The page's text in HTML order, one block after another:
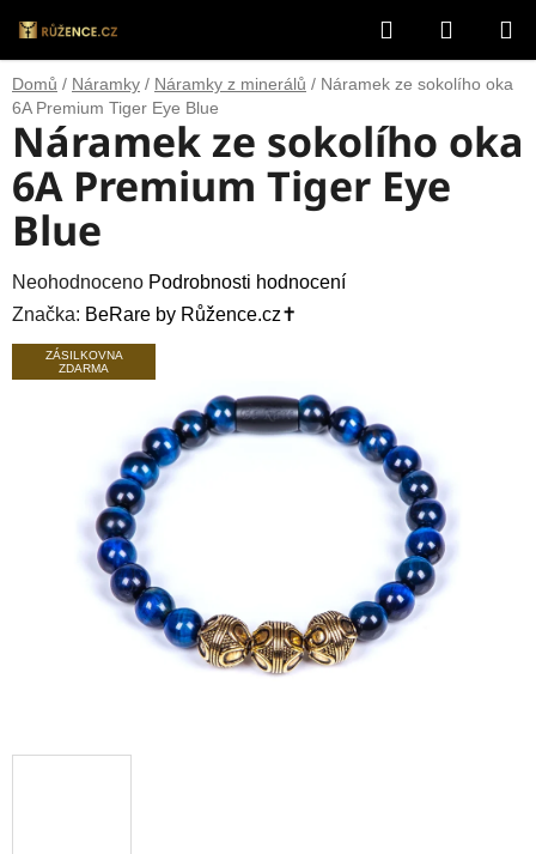
na
obsah
Hledat
KOŠÍK
Domů / Náramky / Náramky z minerálů / Náramek ze sokolího oka
6A Premium Tiger Eye Blue
Náramek ze sokolího oka
6A Premium Tiger Eye
Blue
Průměrné
hodnocení
produktu
je
hvězdiček.
Neohodnoceno Podrobnosti hodnocení
Značka: BeRare by Růžence.cz✝️
ZÁSILKOVNA
ZDARMA